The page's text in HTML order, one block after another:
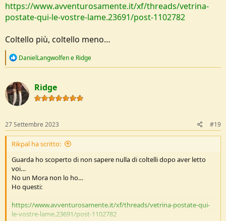
https://www.avventurosamente.it/xf/threads/vetrina-
postate-qui-le-vostre-lame.23691/post-1102782
Coltello più, coltello meno…
R
c
t
i
o
s
:
DanielLangwolfene Ridge
Ridge
27 Settembre 2023 #19
Rikpal ha scritto:
Guarda ho scoperto di non sapere nulla di coltelli dopo aver letto
voi…
No un Mora non lo ho…
Ho questi:
https://www.avventurosamente.it/xf/threads/vetrina-postate-qui-
le-vostre-lame.23691/post-1102782